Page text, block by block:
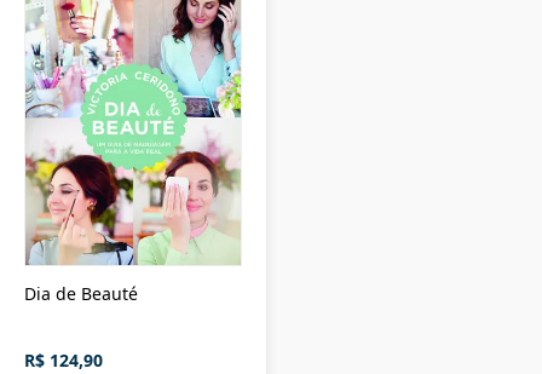
Dia de Beauté
R$ 124,90